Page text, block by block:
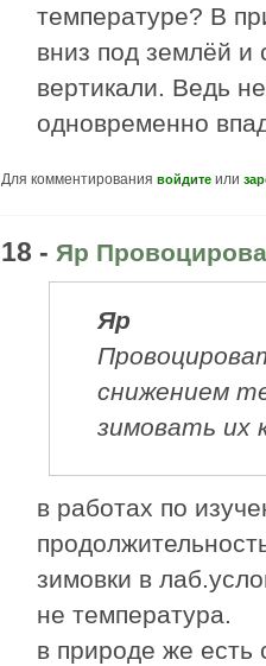
температуре? В
вниз под землёй и
вертикали. Ведь
одновременно
Для комментирования войдите или
18 - Яр
Яр
снижением
зимовать их
в работах по
зимовки в
не температура.
в природе же есть